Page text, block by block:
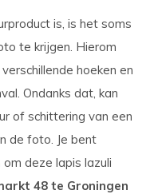
is, is het soms
te krijgen. Hierom
hoeken en
Ondanks dat, kan
of schittering van een
de foto. Je bent
deze lapis lazuli
48 te Groningen